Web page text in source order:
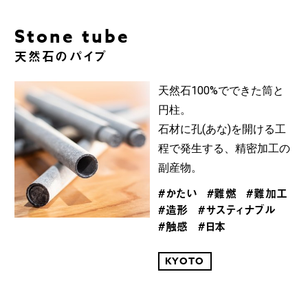
Stone tube
天然石のパイプ
天然石100%でできた筒と
円柱。
石材に孔(あな)を開ける工
程で発生する、精密加工の
副産物。
#かたい #難燃
#難加工
#造形
#サスティナブル
#触感
#日本
KYOTO